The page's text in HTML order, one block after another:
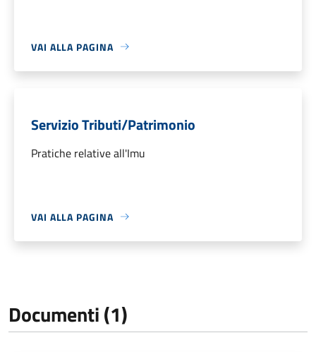
VAI ALLA PAGINA
Servizio Tributi/Patrimonio
Pratiche relative all'Imu
VAI ALLA PAGINA
Documenti (1)